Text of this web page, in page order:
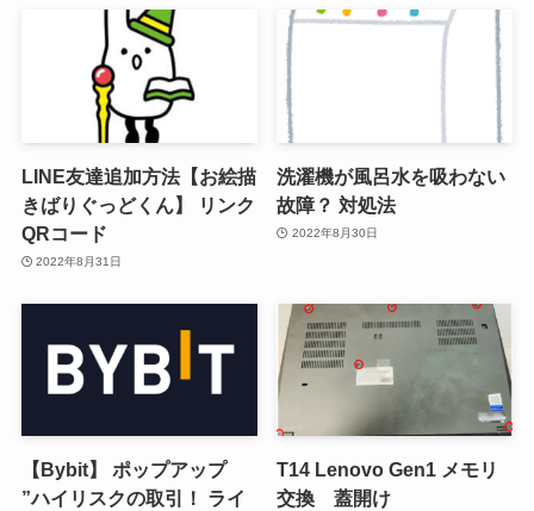
LINE友達追加方法【お絵描
きばりぐっどくん】 リンク
QRコード
2022年8月31日
洗濯機が風呂水を吸わない
故障？ 対処法
2022年8月30日
【Bybit】 ポップアップ
”ハイリスクの取引！ ライ
T14 Lenovo Gen1 メモリ
交換 蓋開け